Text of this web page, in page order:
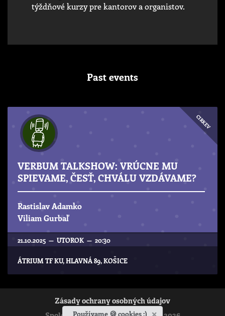
týždňové kurzy pre kantorov a organistov.
Past events
CIRKEV
VERBUM TALKSHOW: VRÚCNE MU
SPIEVAME, ČESŤ, CHVÁLU VZDÁVAME?
Rastislav Adamko
Viliam Gurbaľ
21.10.2025 — UTOROK — 20:30
ÁTRIUM TF KU, HLAVNÁ 89, KOŠICE
Zásady ochrany osobných údajov
Používame 🍪 cookies :) ×